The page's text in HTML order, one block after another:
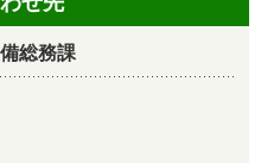
総務課